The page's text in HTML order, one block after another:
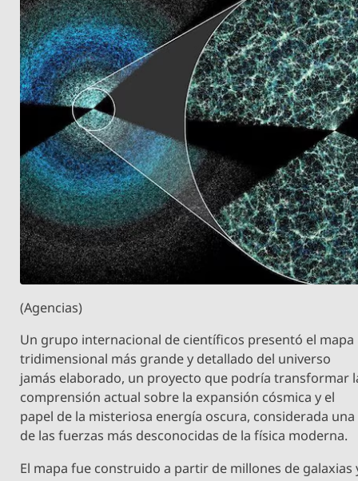
(Agencias)
Un grupo internacional de científicos presentó el mapa
tridimensional más grande y detallado del universo
jamás elaborado, un proyecto que podría transformar
comprensión actual sobre la expansión cósmica y el
papel de la misteriosa energía oscura, considerada una
de las fuerzas más desconocidas de la física moderna.
El mapa fue construido a partir de millones de galaxias